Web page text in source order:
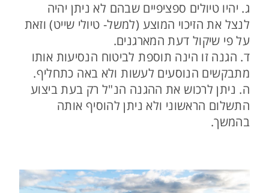
ג. יהיו טיולים ספציפיים שבהם לא ניתן יהיה
לנצל את הזיכוי המוצע (למשל- טיולי שייט) וזאת
על פי שיקול דעת המארגנים.
ד. הגנה זו הינה תוספת לביטוח הנסיעות אותו
מתבקשים הנוסעים לעשות ולא באה כתחליף.
ה. ניתן לרכוש את ההגנה הנ"ל רק בעת ביצוע
התשלום הראשוני ולא ניתן להוסיף אותה
בהמשך.